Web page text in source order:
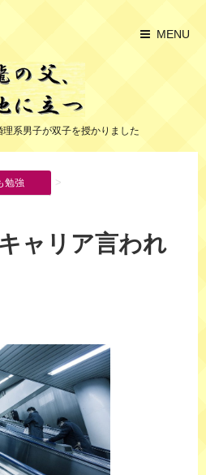
MENU
系男子が双子を授かりました
勉強 >
ャリア言われ